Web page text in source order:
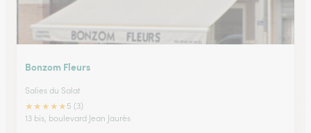
Bonzom Fleurs
Salies du Salat
★★★★★ 5 (3)
13 bis, boulevard Jean Jaurès